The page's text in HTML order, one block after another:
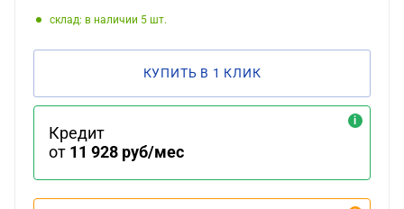
Склад: в наличии 5
КУПИТЬ В 1 КЛИК
Кредит
от 11 928 руб/мес